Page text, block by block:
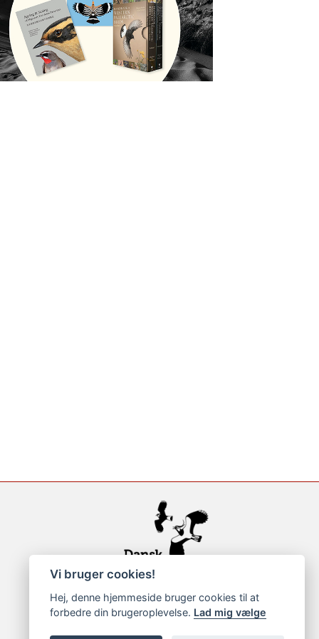
Vi bruger cookies!
Hej, denne hjemmeside bruger cookies til at
forbedre din brugeroplevelse. Lad mig vælge